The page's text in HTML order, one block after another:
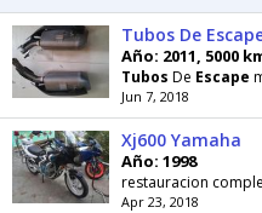
Año: 2011, 5000
Tubos De Escape
Jun 7, 2018
Xj600 Yamaha
Año: 1998
restauracion
Apr 23, 2018